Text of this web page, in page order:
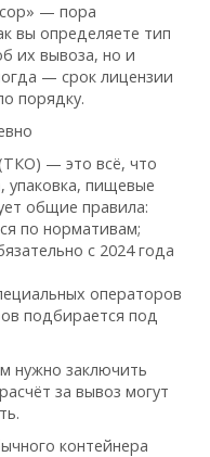
— пора
вы определяете тип
их вывоза, но и
— срок лицензии
порядку.
— это всё, что
упаковка, пищевые
общие правила:
по нормативам;
с 2024 года
операторов
подбирается под
нужно заключить
за вывоз могут
контейнера